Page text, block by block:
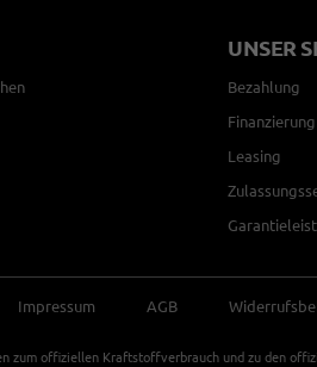
UNSER
Bezahlung
Finanzierung
Leasing
Impressum AGB
zum offiziellen Kraftstoffverbrauch und zu den